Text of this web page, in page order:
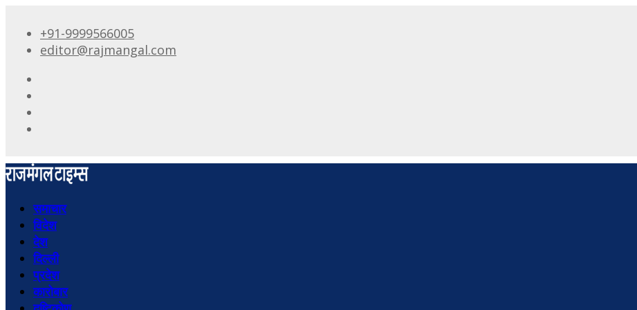
+91-9999566005
editor@rajmangal.com
समाचार
विदेश
देश
दिल्ली
प्रदेश
कारोबार